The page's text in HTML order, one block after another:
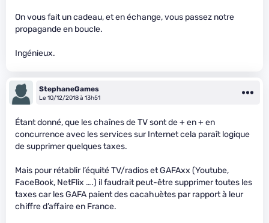
On vous fait un cadeau, et en échange, vous passez notre
propagande en boucle.
Ingénieux.
StephaneGames
Le 10/12/2018 à 13h51
Étant donné, que les chaînes de TV sont de + en + en
concurrence avec les services sur Internet cela paraît logique
de supprimer quelques taxes.
Mais pour rétablir l’équité TV/radios et GAFAxx (Youtube,
FaceBook, NetFlix ….) il faudrait peut-être supprimer toutes les
taxes car les GAFA paient des cacahuètes par rapport à leur
chiffre d’affaire en France.